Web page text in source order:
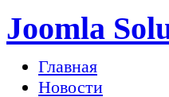
Joomla
Главная
Новости